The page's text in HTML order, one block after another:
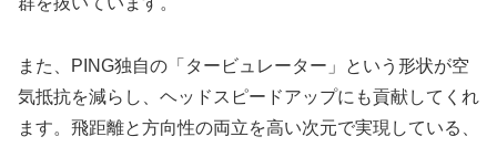
また、PING独自の「タービュレーター」という形状が空
気抵抗を減らし、ヘッドスピードアップにも貢献してくれ
ます。飛距離と方向性の両立を高い次元で実現している、